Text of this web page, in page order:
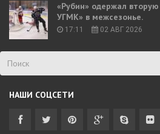
«Рубин» одержал
УГМК» в межсезонье.
17:11 02 АВГ 2026
НАШИ СОЦСЕТИ